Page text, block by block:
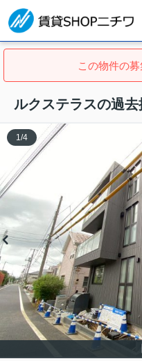
この物件の募
ルクステラスの過
1 /4